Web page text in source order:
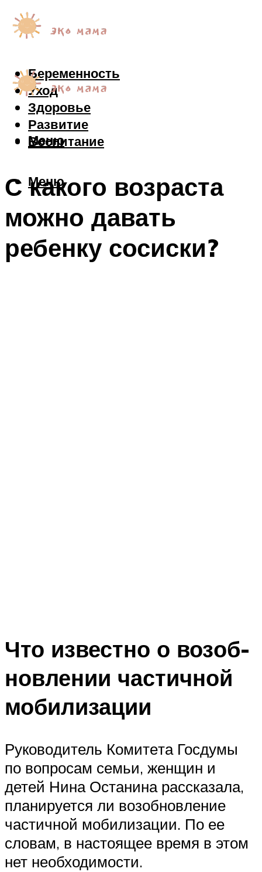
Беременность
Уход
Здоровье
Развитие
Воспитание
Меню
Меню
С какого возраста
можно давать
ребенку сосиски?
Что извест­но о воз­об­
нов­ле­нии частич­ной
мобилизации
Руко­во­ди­тель Коми­те­та Гос­ду­мы
по вопро­сам семьи, жен­щин и
детей Нина Оста­ни­на рас­ска­за­ла,
пла­ни­ру­ет­ся ли воз­об­нов­ле­ние
частич­ной моби­ли­за­ции. По ее
сло­вам, в насто­я­щее вре­мя в этом
нет необходимости.